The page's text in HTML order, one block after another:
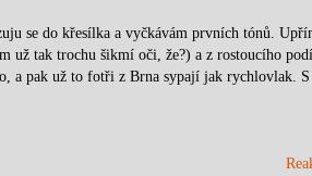
se do křesílka a vyčkávám prvních tónů.
už tak trochu šikmí oči, že?) a z rostoucího
a pak už to fotři z Brna sypají jak rychlovlak.